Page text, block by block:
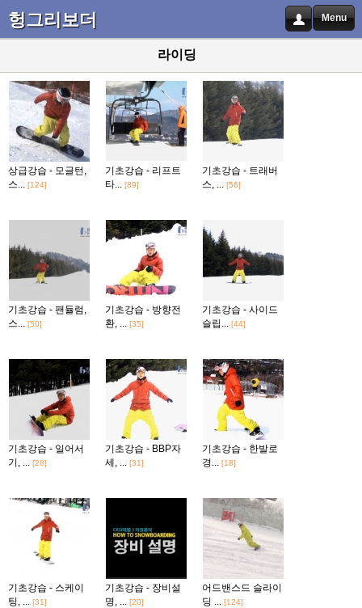
헝그리보더 Menu
라이딩
상급강습 - 모글턴,
스... [124]
기초강습 - 리프트
타... [89]
기초강습 - 트래버
스, ... [56]
기초강습 - 팬듈럼,
스... [50]
기초강습 - 방향전
환, ... [35]
기초강습 - 사이드
슬립... [44]
기초강습 - 일어서
기, ... [28]
기초강습 - BBP자
세, ... [31]
기초강습 - 한발로
경... [18]
기초강습 - 스케이
팅, ... [31]
기초강습 - 장비설
명, ... [20]
어드밴스드 슬라이
딩 ... [124]